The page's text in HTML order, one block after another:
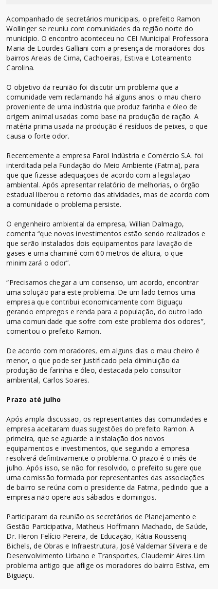
Acompanhado de secretários municipais, o prefeito Ramon
Wollinger se reuniu com comunidades da região norte do
município. O encontro aconteceu no CEI Municipal Professora
Maria de Lourdes Galliani com a presença de moradores dos
bairros Areias de Cima, Cachoeiras, Estiva e Loteamento
Carolina.
O objetivo da reunião foi discutir um problema que a
comunidade vem reclamando há alguns anos: o mau cheiro
proveniente de uma indústria que produz farinha e óleo de
origem animal usadas como base na produção de ração. A
matéria prima usada na produção é resíduos de peixes, o que
causa o forte odor.
Recentemente a empresa Farol Indústria e Comércio S.A. foi
interditada pela Fundação do Meio Ambiente (Fatma), para
que que fizesse adequações de acordo com a legislação
ambiental. Após apresentar relatório de melhorias, o órgão
estadual liberou o retorno das atividades, mas de acordo com
a comunidade o problema persiste.
O engenheiro ambiental da empresa, Willian Dalmago,
comenta “que novos investimentos estão sendo realizados e
que serão instalados dois equipamentos para lavação de
gases e uma chaminé com 60 metros de altura, o que
minimizará o odor”.
“Precisamos chegar a um consenso, um acordo, encontrar
uma solução para este problema. De um lado temos uma
empresa que contribui economicamente com Biguaçu
gerando empregos e renda para a população, do outro lado
uma comunidade que sofre com este problema dos odores”,
comentou o prefeito Ramon.
De acordo com moradores, em alguns dias o mau cheiro é
menor, o que pode ser justificado pela diminuição da
produção de farinha e óleo, destacada pelo consultor
ambiental, Carlos Soares.
Prazo até julho
Após ampla discussão, os representantes das comunidades e
empresa aceitaram duas sugestões do prefeito Ramon. A
primeira, que se aguarde a instalação dos novos
equipamentos e investimentos, que segundo a empresa
resolverá definitivamente o problema. O prazo é o mês de
julho. Após isso, se não for resolvido, o prefeito sugere que
uma comissão formada por representantes das associações
de bairro se reúna com o presidente da Fatma, pedindo que a
empresa não opere aos sábados e domingos.
Participaram da reunião os secretários de Planejamento e
Gestão Participativa, Matheus Hoffmann Machado, de Saúde,
Dr. Heron Felício Pereira, de Educação, Kátia Roussenq
Bichels, de Obras e Infraestrutura, José Valdemar Silveira e de
Desenvolvimento Urbano e Transportes, Claudemir Aires.Um
problema antigo que aflige os moradores do bairro Estiva, em
Biguaçu.